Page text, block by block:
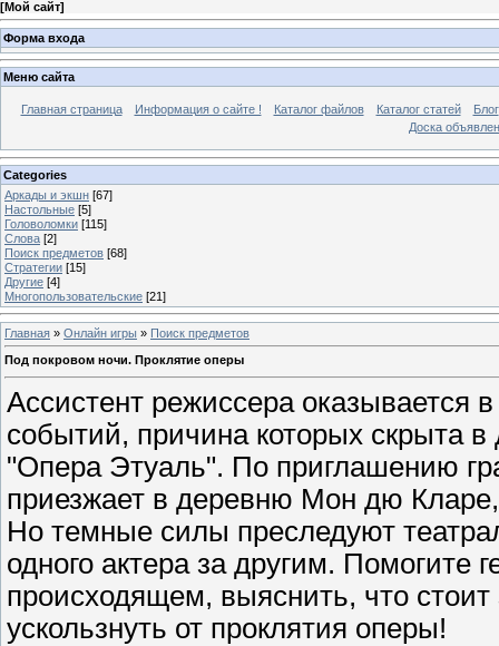
[Мой сайт]
Форма входа
Меню сайта
Главная страница Информация о сайте ! Каталог файлов Каталог статей
Блог
Доска
Categories
Аркады и экшн [67]
Настольные [5]
Головоломки [115]
Слова [2]
Поиск предметов [68]
Стратегии [15]
Другие [4]
Многопользовательские [21]
Главная » Онлайн игры » Поиск предметов
Под покровом ночи. Проклятие оперы
Ассистент режиссера оказывается
событий, причина которых скрыта
"Опера Этуаль". По приглашению
приезжает в деревню Мон дю
Но темные силы преследуют
одного актера за другим. Помогите
происходящем, выяснить, что
ускользнуть от проклятия оперы!